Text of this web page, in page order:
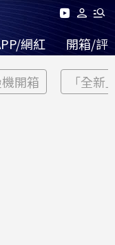
網紅 開箱/評
開箱 「全新